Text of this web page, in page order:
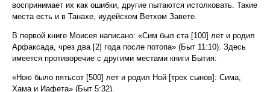
воспринимает их как ошибки, другие пытаются истолковать. Такие
места есть и в Танахе, иудейском Ветхом Завете.
В первой книге Моисея написано: «Сим был ста [100] лет и родил
Арфаксада, чрез два [2] года после потопа» (Быт 11:10). Здесь
имеется противоречие с другими местами книги Бытия:
«Ною было пятьсот [500] лет и родил Ной [трех сынов]: Сима,
Хама и Иафета» (Быт 5:32).